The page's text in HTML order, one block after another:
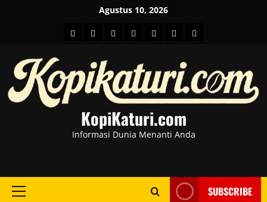
Agustus 10, 2026
HOMEBeritahot
BusinessKesehatan
SportEntertainment
KopiKaturi.com
Informasi Dunia Menanti Anda
Primary
SUBSCRIBE